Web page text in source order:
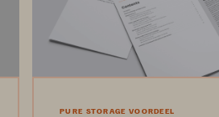
PURE STORAGE VOORDEEL